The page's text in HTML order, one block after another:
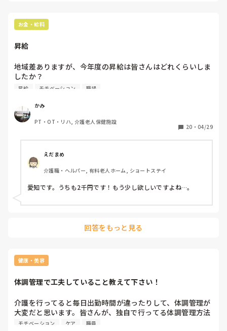
お金・給料
昇給
地域差ありますが、今年度の昇給は皆さんはどれくらいしま
したか？
ちなみに私は2000円です。
昇給 モチベーション 職場
かみ
PT・OT・リハ, 介護老人保健施設
20 ・ 04/29
えだまめ
介護職・ヘルパー, 有料老人ホーム, ショートステイ
愛知です。うちも2千円です！もう少し欲しいですよね…。
回答をもっと見る
健康・美容
体調管理で工夫していること教えて下さい！
介護を行ってると毎日出勤時間が違ったりして、体調管理が
大変だと思います。皆さんが、独自で行ってる体調管理方法
や工夫を教えて下さい。宜しくお願いします！
モチベーション ケア 職員